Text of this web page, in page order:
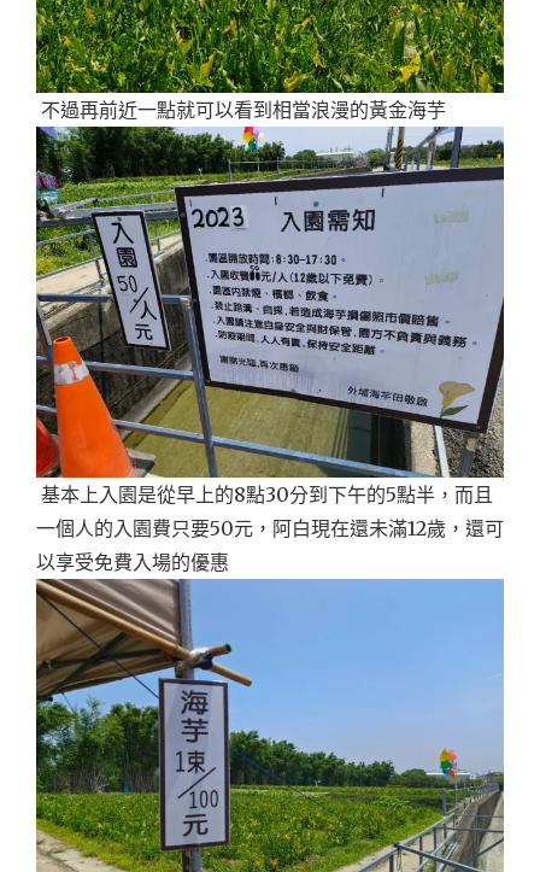
不過再前近一點就可以看到相當浪漫的黃金海芋
基本上入園是從早上的8點30分到下午的5點半，而且
一個人的入園費只要50元，阿白現在還未滿12歲，還可
以享受免費入場的優惠